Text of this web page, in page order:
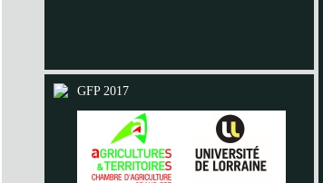
GFP 2017